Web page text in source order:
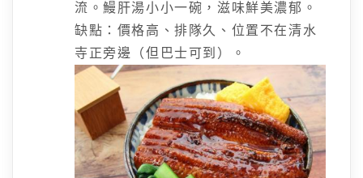
流。鰻肝湯小小一碗，滋味鮮美濃郁。
缺點：價格高、排隊久、位置不在清水
寺正旁邊（但巴士可到）。